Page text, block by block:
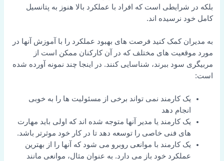
بلکه در شرایطی است که افراد با عملکرد بالا هنوز به پتانسیل
کامل خود نرسیده اند.
به مدیران کمک کنید فرصت های بهبود عملکرد را با آموزش آنها در
مورد موقعیت های مختلف که در آن کارکنان ممکن است از
مربیگری سود ببرند، شناسایی کنند. در اینجا چند نمونه آورده شده
است:
یک کارمند نمی تواند برخی از مسئولیت ها را به خوبی
انجام دهد
یک کارمند یا مدیر آنها متوجه شده اند که اولی باید مهارت
های فنی خاصی را توسعه دهد تا در کار خود موثرتر باشد.
یک کارمند با موانعی روبرو می شود که آنها را از بهترین
عملکرد خود باز می دارد. به عنوان مثال، موانعی مانند